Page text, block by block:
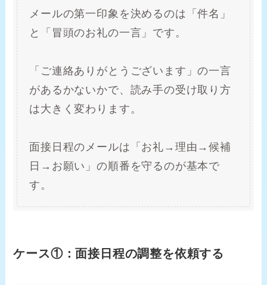
メールの第一印象を決めるのは「件名」
と「冒頭のお礼の一言」です。
「ご連絡ありがとうございます」の一言
があるかないかで、読み手の受け取り方
は大きく変わります。
面接日程のメールは「お礼→理由→候補
日→お願い」の順番を守るのが基本で
す。
ケース①：面接日程の調整を依頼する